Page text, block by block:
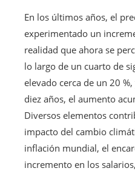
En los últimos años, el
experimentado un
realidad que ahora se
lo largo de un cuarto de
elevado cerca de un 20
diez años, el aumento
Diversos elementos
impacto del cambio
inflación mundial, el
incremento en los